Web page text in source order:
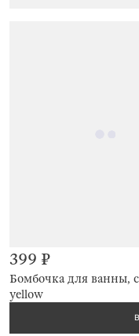
Бомбочка для ванны,
yellow
399 ₽